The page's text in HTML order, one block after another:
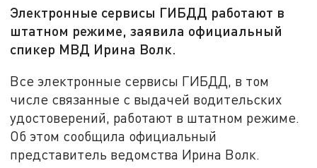
Электронные сервисы ГИБДД работают в
штатном режиме, заявила официальный
спикер МВД Ирина Волк.
Все электронные сервисы ГИБДД, в том
числе связанные с выдачей водительских
удостоверений, работают в штатном режиме.
Об этом сообщила официальный
представитель ведомства Ирина Волк.